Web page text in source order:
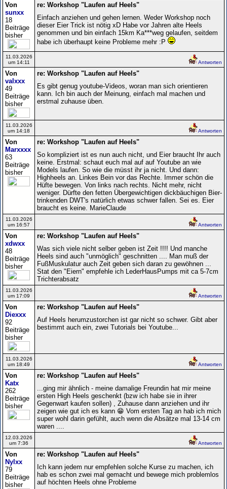
Von
sunxx
18
Beiträge
bisher
re: Workshop "Laufen auf Heels"
Einfach anziehen und gehen lernen. Weder Workshop noch
dieser Eier Trick ist nötig xD Habe vor Jahren alte Heels
genommen und bin einfach 15km Ka***weg gelaufen, seitdem
habe ich überhaupt keine Probleme mehr :P
11.03.2026
um 14:11
Antworten
Von
valxxx
49
Beiträge
bisher
re: Workshop "Laufen auf Heels"
Es gibt genug youtube-Videos, woran man sich orientieren
kann. Ich bin auch der Meinung, einfach mal machen und
erstmal zuhause üben.
11.03.2026
um 14:18
Antworten
Von
Marxxxx
63
Beiträge
bisher
re: Workshop "Laufen auf Heels"
So kompliziert ist es nun auch nicht, und Eier braucht Ihr auch
keine. Erstmal: schaut euch mal auf auf Youtube an wie
Models laufen. So wie die müsst ihr ja nicht. Und dann:
Highheels an. Linkes Bein vor das Rechte. Immer schön die
Hüfte bewegen. Von links nach rechts. Nicht mehr, nicht
weniger. Dürfte den fetten Übergewichtigen dickbäuchigen Bier-
trinkenden DWT's natürlich etwas schwer fallen. Sei es. Eier
braucht es keine. MarieClaude
11.03.2026
um 16:57
Antworten
Von
xdwxx
48
Beiträge
bisher
re: Workshop "Laufen auf Heels"
Was sich viele nicht selber geben ist Zeit !!!! Und manche
Heels sind auch "unmöglich" geschnitten .... Man muß der
FußMuskulatur auch Zeit geben sich daran zu gewöhnen ...
Stat den "Eiern" empfehle ich LederHausPumps mit ca 5-7cm
Trichterabsatz
11.03.2026
um 17:09
Antworten
Von
Diexxx
92
Beiträge
bisher
re: Workshop "Laufen auf Heels"
Auf Heels herumzustorchen ist gar nicht so schwer. Gibt aber
bestimmt auch ein, zwei Tutorials bei Youtube...
11.03.2026
um 18:49
Antworten
Von
Katx
262
Beiträge
bisher
re: Workshop "Laufen auf Heels"
...ging mir ähnlich - meine damalige Freundin hat mir meine
ersten High Heels geschenkt (bzw ich habe sie in ihrer
Gegenwart kaufen sollen) , Zuhause dann anziehen und ihr
zeigen wie gut ich es kann 😁 Vom ersten Tag an hab ich mich
super wohl darin gefühlt, auch wenn die Absätze mal 13-14 cm
waren ....
12.03.2026
um 7:36
Antworten
Von
Nylxx
79
Beiträge
bisher
re: Workshop "Laufen auf Heels"
Ich kann jedem nur empfehlen solche Kurse zu machen, ich
hab es schon zwei mal gemacht und bewege mich problemlos
auf höchten Heels ohne Probleme